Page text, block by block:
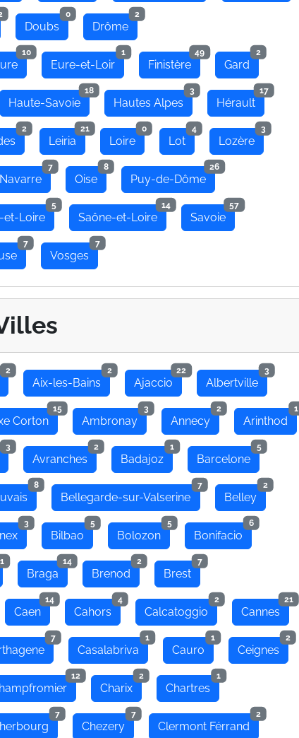
Doubs
0
Drôme
2
10
Eure-et-Loir
1
Finistère
49
Gard
2
Haute-Savoie
18
Hautes Alpes
3
Hérault
17
2
Leiria
21
Loire
0
Lot
4
Lozère
3
Navarre
7
Oise
8
Puy-de-Dôme
26
et-Loire
5
Saône-et-Loire
14
Savoie
57
7
Vosges
7
2
Aix-les-Bains
2
Ajaccio
22
Albertville
3
Corton
15
Ambronay
3
Annecy
2
Arinthod
1
3
Avranches
2
Badajoz
1
Barcelone
5
8
Bellegarde-sur-Valserine
7
Belley
2
3
Bilbao
5
Bolozon
5
Bonifacio
6
1
Braga
14
Brenod
2
Brest
7
Caen
14
Cahors
4
Calcatoggio
2
Cannes
21
7
Casalabriva
1
Cauro
1
Ceignes
2
12
Charix
2
Chartres
1
7
Chezery
7
Clermont Férrand
2